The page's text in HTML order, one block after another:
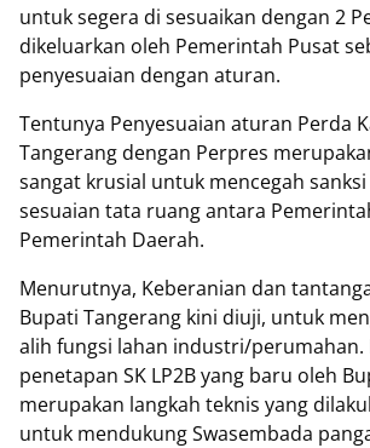
untuk segera di sesuaikan dengan 2
dikeluarkan oleh Pemerintah Pusat
penyesuaian dengan aturan.
Tentunya Penyesuaian aturan Perda
Tangerang dengan Perpres
sangat krusial untuk mencegah
sesuaian tata ruang antara
Pemerintah Daerah.
Menurutnya, Keberanian dan
Bupati Tangerang kini diuji, untuk
alih fungsi lahan industri/perumahan.
penetapan SK LP2B yang baru oleh
merupakan langkah teknis yang
untuk mendukung Swasembada